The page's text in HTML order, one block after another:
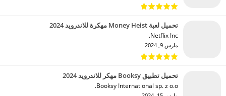
تحميل لعبة Money Heist مهكرة للاندرويد 2024
Netflix Inc.‏
مارس 9, 2024
تحميل تطبيق Booksy مهكر للاندرويد 2024
Booksy International sp. z o.o.‏